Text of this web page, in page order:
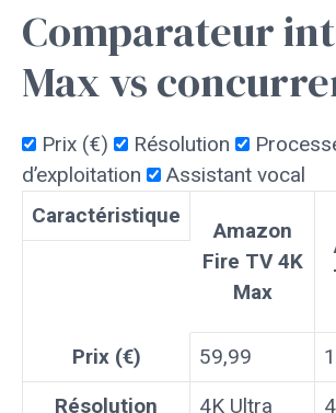
Comparateur
Max vs
Prix (€) Résolution
d’exploitation
Assistant vocal
Caractéristique
Amazon
Fire TV 4K
Max
Prix (€)
59,99
Résolution
4K Ultra